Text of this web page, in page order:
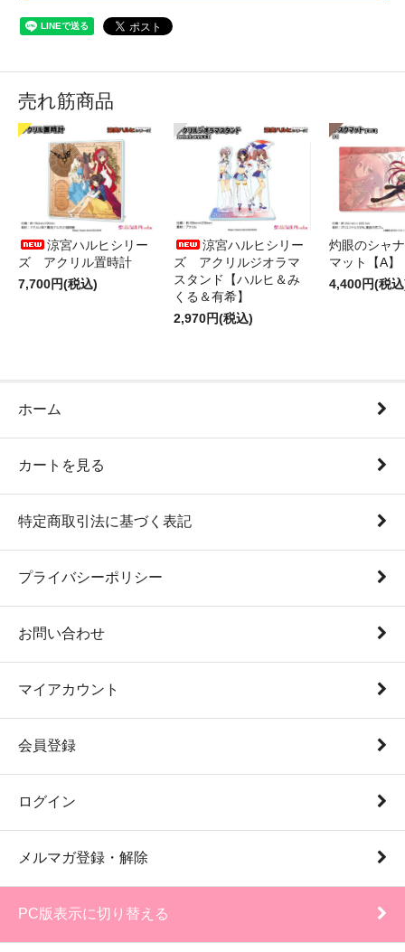
売れ筋商品
涼宮ハルヒシリー
ズ アクリル置時計
7,700円(税込)
涼宮ハルヒシリー
ズ アクリルジオラマ
スタンド【ハルヒ＆み
くる＆有希】
2,970円(税込)
灼眼のシャ
マット【A】
4,400円(税
ホーム
カートを見る
特定商取引法に基づく表記
プライバシーポリシー
お問い合わせ
マイアカウント
会員登録
ログイン
メルマガ登録・解除
PC版表示に切り替える